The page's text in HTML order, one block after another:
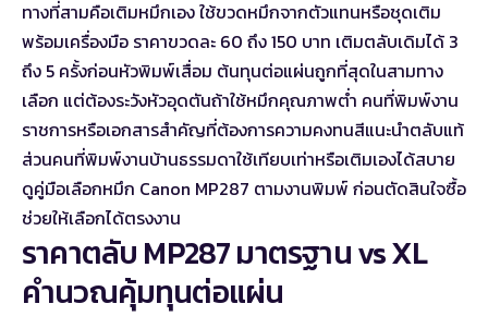
ทางที่สามคือเติมหมึกเอง ใช้ขวดหมึกจากตัวแทนหรือชุดเติม
พร้อมเครื่องมือ ราคาขวดละ 60 ถึง 150 บาท เติมตลับเดิมได้ 3
ถึง 5 ครั้งก่อนหัวพิมพ์เสื่อม ต้นทุนต่อแผ่นถูกที่สุดในสามทาง
เลือก แต่ต้องระวังหัวอุดตันถ้าใช้หมึกคุณภาพต่ำ คนที่พิมพ์งาน
ราชการหรือเอกสารสำคัญที่ต้องการความคงทนสีแนะนำตลับแท้
ส่วนคนที่พิมพ์งานบ้านธรรมดาใช้เทียบเท่าหรือเติมเองได้สบาย
ดูคู่มือเลือกหมึก Canon MP287 ตามงานพิมพ์ ก่อนตัดสินใจซื้อ
ช่วยให้เลือกได้ตรงงาน
ราคาตลับ MP287 มาตรฐาน vs XL
คำนวณคุ้มทุนต่อแผ่น